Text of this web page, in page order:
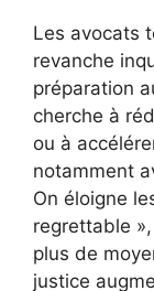
Les avocats
revanche
préparation
cherche à
ou à
notamment
On éloigne
regrettable
plus de
justice